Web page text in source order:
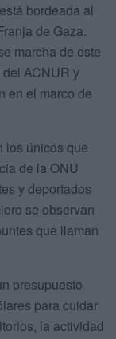
bordeada al
de Gaza.
marcha de este
ACNUR y
en el marco de
los únicos que
de la ONU
y deportados
se observan
que llaman
presupuesto
para cuidar
la actividad